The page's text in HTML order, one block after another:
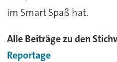
im Smart Spaß hat.
Alle Beiträge zu den
Reportage